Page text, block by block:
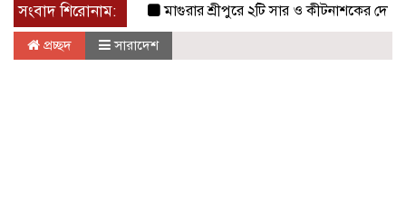
সংবাদ শিরোনাম:
মাগুরার শ্রীপুরে ২টি সার ও কীটনাশকের দোকানে
প্রচ্ছদ সারাদেশ